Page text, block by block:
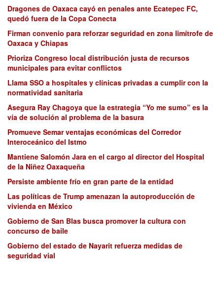
Dragones de Oaxaca cayó en penales ante Ecatepec FC,
quedó fuera de la Copa Conecta
Firman convenio para reforzar seguridad en zona limítrofe de
Oaxaca y Chiapas
Prioriza Congreso local distribución justa de recursos
municipales para evitar conflictos
Llama SSO a hospitales y clínicas privadas a cumplir con la
normatividad sanitaria
Asegura Ray Chagoya que la estrategia “Yo me sumo” es la
vía de solución al problema de la basura
Promueve Semar ventajas económicas del Corredor
Interoceánico del Istmo
Mantiene Salomón Jara en el cargo al director del Hospital
de la Niñez Oaxaqueña
Persiste ambiente frío en gran parte de la entidad
Las políticas de Trump amenazan la autoproducción de
vivienda en México
Gobierno de San Blas busca promover la cultura con
concurso de baile
Gobierno del estado de Nayarit refuerza medidas de
seguridad vial